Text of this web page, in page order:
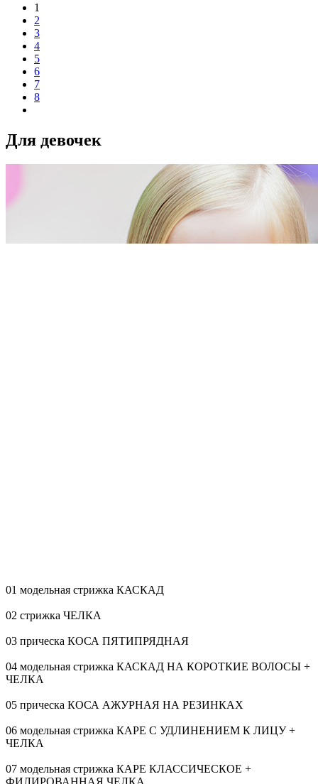
1
2
3
4
5
6
7
8
Для девочек
01 модельная стрижка КАСКАД
02 стрижка ЧЕЛКА
03 прическа КОСА ПЯТИПРЯДНАЯ
04 модельная стрижка КАСКАД НА КОРОТКИЕ ВОЛОСЫ +
ЧЕЛКА
05 прическа КОСА АЖУРНАЯ НА РЕЗИНКАХ
06 модельная стрижка КАРЕ С УДЛИНЕНИЕМ К ЛИЦУ +
ЧЕЛКА
07 модельная стрижка КАРЕ КЛАССИЧЕСКОЕ +
ФИЛИРОВАННАЯ ЧЕЛКА